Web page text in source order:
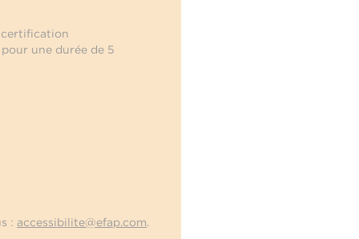
certification
une durée de 5
: accessibilite@efap.com.